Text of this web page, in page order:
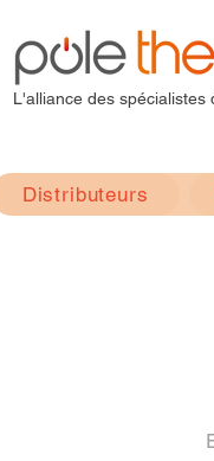
L'alliance des spécialistes
Distributeurs